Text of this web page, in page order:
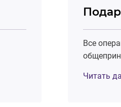
Все
Читать